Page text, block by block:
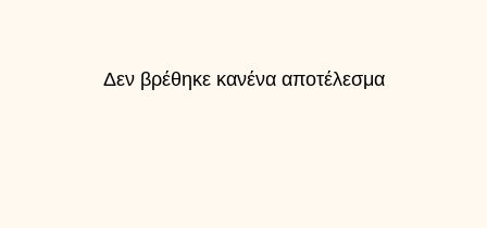
Δεν βρέθηκε κανένα αποτέλεσμα